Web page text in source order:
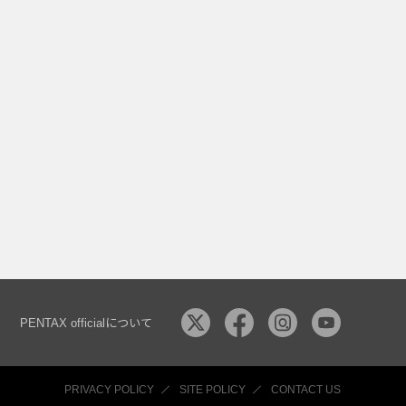
PENTAX officialについて
PRIVACY POLICY SITE POLICY CONTACT US